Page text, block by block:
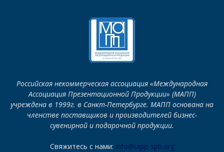
Российская некоммерческая ассоциация «Международная
Ассоциация Презентационной Продукции» (МАПП)
учреждена в 1999г. в Санкт-Петербурге. МАПП основана на
членстве поставщиков и производителей бизнес-
сувенирной и подарочной продукции.
Свяжитесь с нами: info@iapp-spb.org